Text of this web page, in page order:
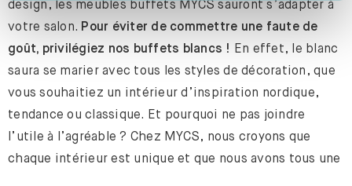
design, les meubles buffets MYCS sauront s’adapter à
votre salon. Pour éviter de commettre une faute de
goût, privilégiez nos buffets blancs ! En effet, le blanc
saura se marier avec tous les styles de décoration, que
vous souhaitiez un intérieur d’inspiration nordique,
tendance ou classique. Et pourquoi ne pas joindre
l’utile à l’agréable ? Chez MYCS, nous croyons que
chaque intérieur est unique et que nous avons tous une